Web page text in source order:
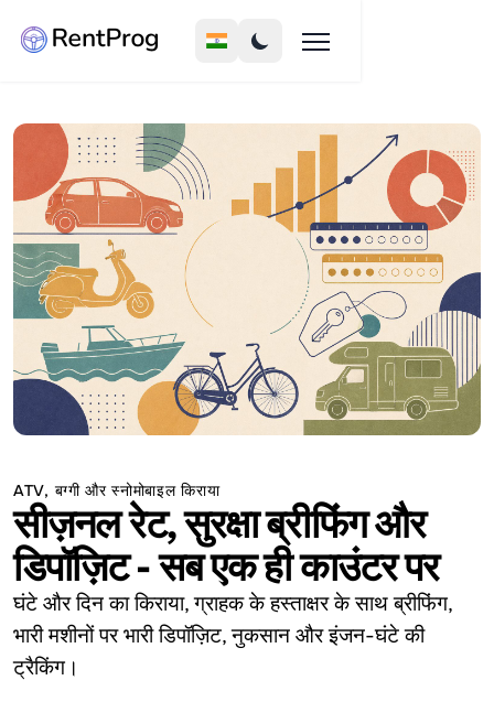
ATV, बग्गी और स्नोमोबाइल किराया
सीज़नल रेट, सुरक्षा ब्रीफिंग और
डिपॉज़िट - सब एक ही काउंटर पर
घंटे और दिन का किराया, ग्राहक के हस्ताक्षर के साथ ब्रीफिंग,
भारी मशीनों पर भारी डिपॉज़िट, नुकसान और इंजन-घंटे की
ट्रैकिंग।